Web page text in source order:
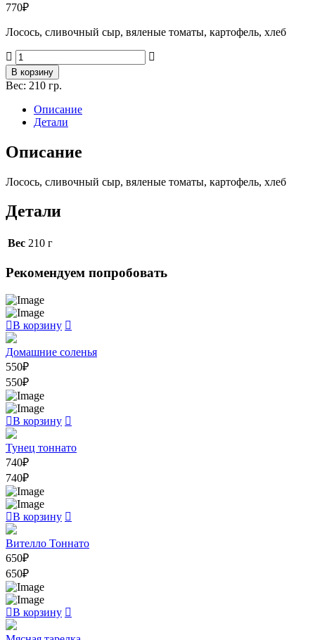
770₽
Лосось, сливочный сыр, вяленые томаты, картофель, хлеб
Количество
товара
Лосось
с
крем-
беби
картофелем
В корзину
Вес: 210 гр.
Описание
Детали
Описание
Лосось, сливочный сыр, вяленые томаты, картофель, хлеб
Детали
Вес 210 г
Рекомендуем попробовать
В корзину
Домашние соленья
550₽
550₽
В корзину
Тунец тоннато
740₽
740₽
В корзину
Вителло Тоннато
650₽
650₽
В корзину